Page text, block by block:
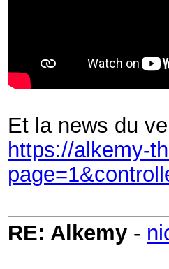
Et la news du
https://alkemy-
RE: Alkemy -